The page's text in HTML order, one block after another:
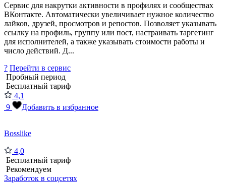
Сервис для накрутки активности в профилях и сообществах
ВКонтакте. Автоматически увеличивает нужное количество
лайков, друзей, просмотров и репостов. Позволяет указывать
ссылку на профиль, группу или пост, настраивать таргетинг
для исполнителей, а также указывать стоимости работы и
число действий. Д...
? Перейти в сервис
Пробный период
Бесплатный тариф
4,1
9
Добавить в избранное
Bosslike
4,0
Бесплатный тариф
Рекомендуем
Заработок в соцсетях